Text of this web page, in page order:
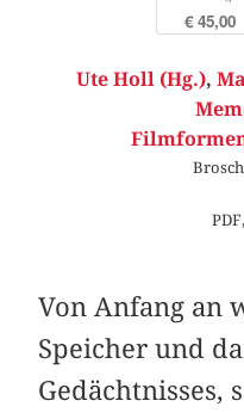
€ 45,00
Ute Holl (Hg.),
Von Anfang an
Speicher und
Gedächtnisses,